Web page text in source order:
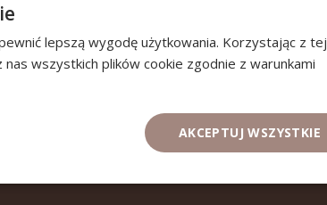
Zobacz więcej
lepszą wygodę użytkowania. Korzystając z tej
wszystkich plików cookie zgodnie z warunkami
AKCEPTUJ WSZYSTKIE